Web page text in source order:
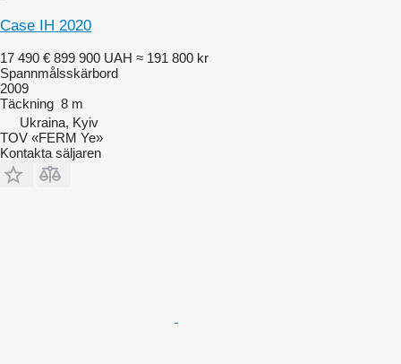
Case IH 2020
17 490 € 899 900 UAH ≈ 191 800 kr
Spannmålsskärbord
2009
Täckning 8 m
Ukraina, Kyiv
TOV «FERM Ye»
Kontakta säljaren